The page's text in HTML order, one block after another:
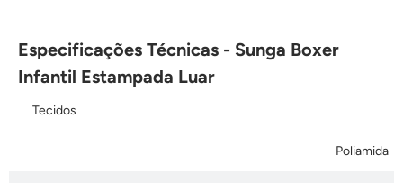
Especificações Técnicas - Sunga Boxer
Infantil Estampada Luar
Tecidos
Poliamida